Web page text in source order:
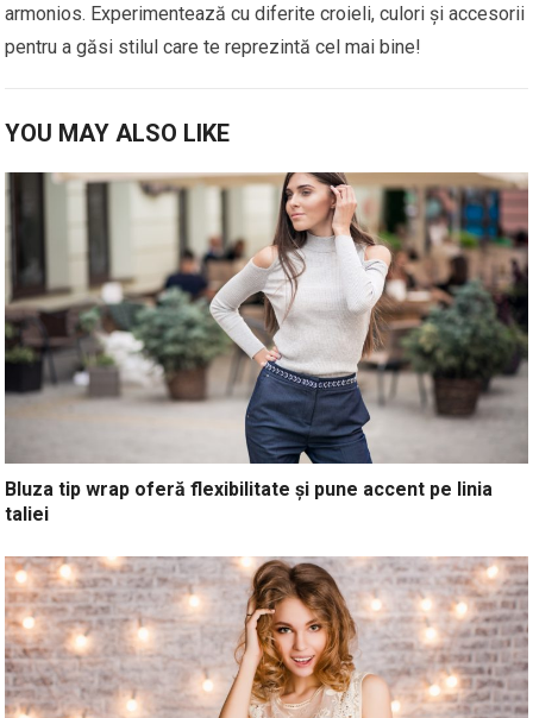
armonios. Experimentează cu diferite croieli, culori și accesorii
pentru a găsi stilul care te reprezintă cel mai bine!
YOU MAY ALSO LIKE
Bluza tip wrap oferă flexibilitate și pune accent pe linia
taliei